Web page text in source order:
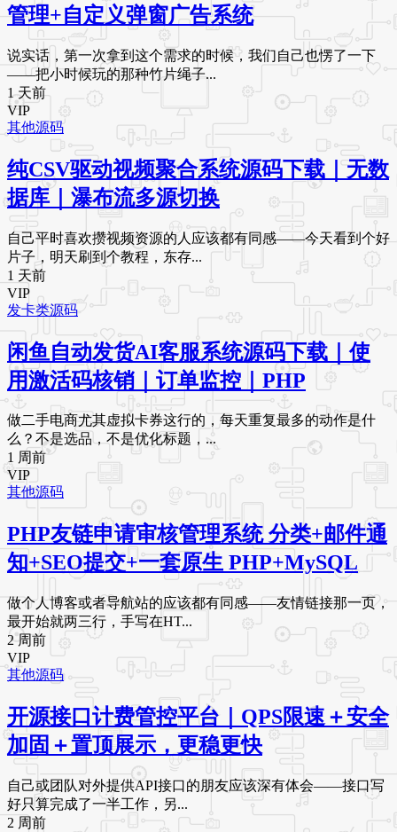
管理+自定义弹窗广告系统
说实话，第一次拿到这个需求的时候，我们自己也愣了一下
——把小时候玩的那种竹片绳子...
1 天前
VIP
其他源码
纯CSV驱动视频聚合系统源码下载｜无数
据库｜瀑布流多源切换
自己平时喜欢攒视频资源的人应该都有同感——今天看到个好
片子，明天刷到个教程，东存...
1 天前
VIP
发卡类源码
闲鱼自动发货AI客服系统源码下载｜使
用激活码核销｜订单监控｜PHP
做二手电商尤其虚拟卡券这行的，每天重复最多的动作是什
么？不是选品，不是优化标题，...
1 周前
VIP
其他源码
PHP友链申请审核管理系统 分类+邮件通
知+SEO提交+一套原生 PHP+MySQL
做个人博客或者导航站的应该都有同感——友情链接那一页，
最开始就两三行，手写在HT...
2 周前
VIP
其他源码
开源接口计费管控平台｜QPS限速＋安全
加固＋置顶展示，更稳更快
自己或团队对外提供API接口的朋友应该深有体会——接口写
好只算完成了一半工作，另...
2 周前